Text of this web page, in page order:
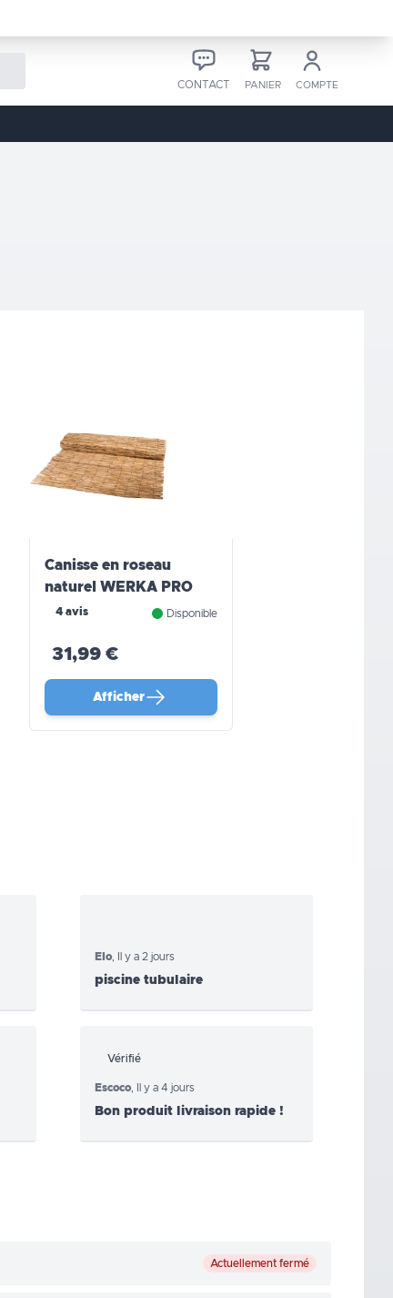
CONTACT PANIER COMPTE
Canisse en roseau
naturel WERKA PRO
4 avis Disponible
31,99 €
Afficher
Elo, Il y a 2 jours
piscine tubulaire
Vérifié
Escoco, Il y a 4 jours
Bon produit livraison rapide !
Actuellement fermé